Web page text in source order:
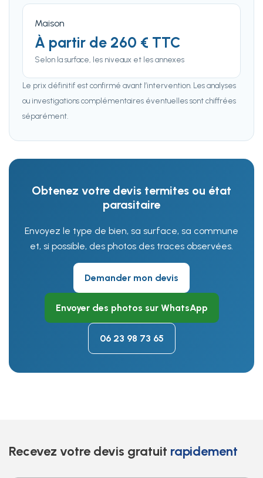
Maison
À partir de 260 € TTC
Selon la surface, les niveaux et les annexes
Le prix définitif est confirmé avant l’intervention. Les analyses
ou investigations complémentaires éventuelles sont chiffrées
séparément.
Obtenez votre devis termites ou état
parasitaire
Envoyez le type de bien, sa surface, sa commune
et, si possible, des photos des traces observées.
Demander mon devis
Envoyer des photos sur WhatsApp
06 23 98 73 65
Recevez votre devis gratuit rapidement